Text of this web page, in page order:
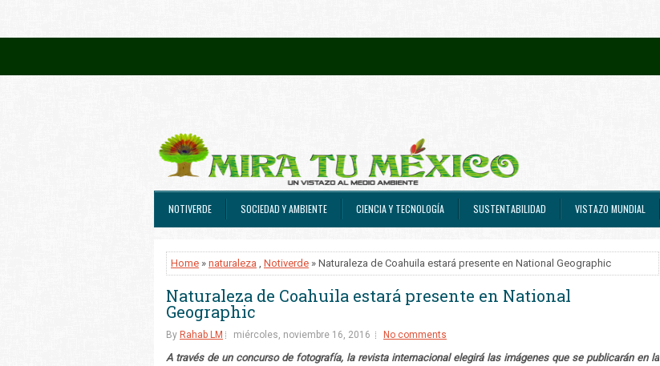
NOTIVERDE SOCIEDAD Y AMBIENTE CIENCIA Y TECNOLOGÍA SUSTENTABILIDAD VISTAZO MUNDIAL
Home » naturaleza , Notiverde » Naturaleza de Coahuila estará presente en National Geographic
Naturaleza de Coahuila estará presente en National
Geographic
By Rahab LM miércoles, noviembre 16, 2016 No comments
A través de un concurso de fotografía, la revista internacional elegirá las imágenes que se publicarán en la